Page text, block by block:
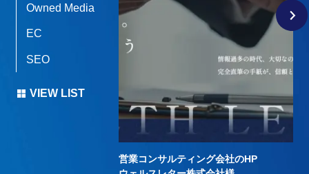
Owned Media
EC
SEO
VIEW LIST
営業コンサルティング会社のHP